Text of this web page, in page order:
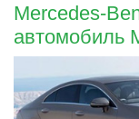
автомобиль